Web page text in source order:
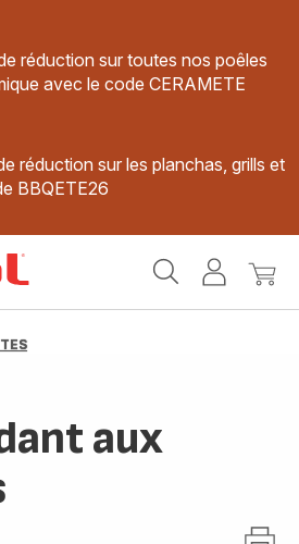
réduction sur toutes nos poêles
avec le code CERAMETE
réduction sur les planchas, grills et
BBQETE26
MonMon
aux